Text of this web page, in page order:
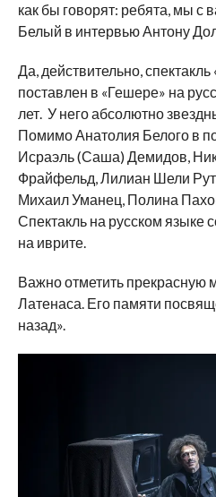
как бы говорят: ребята, мы с
Белый в интервью Антону
Да, действительно,
поставлен в «Гешере» на
лет. У него абсолютно
Помимо Анатолия Белого в
Исраэль (Саша) Демидов,
Фрайфельд, Лилиан Шели
Михаил Уманец, Полина
Спектакль на русском языке
на иврите.
Важно отметить прекрасную
Латенаса. Его памяти
назад».